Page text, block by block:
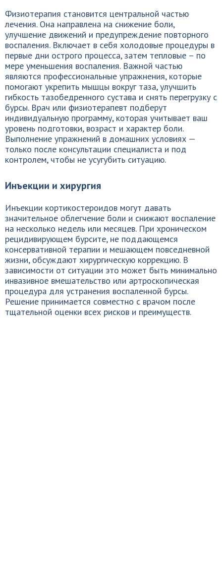
Физиотерапия становится центральной частью
лечения. Она направлена на снижение боли,
улучшение движений и предупреждение повторного
воспаления. Включает в себя холодовые процедуры в
первые дни острого процесса, затем тепловые – по
мере уменьшения воспаления. Важной частью
являются профессиональные упражнения, которые
помогают укрепить мышцы вокруг таза, улучшить
гибкость тазобедренного сустава и снять перегрузку с
бурсы. Врач или физиотерапевт подберут
индивидуальную программу, которая учитывает ваш
уровень подготовки, возраст и характер боли.
Выполнение упражнений в домашних условиях —
только после консультации специалиста и под
контролем, чтобы не усугубить ситуацию.
Инъекции и хирургия
Инъекции кортикостероидов могут давать
значительное облегчение боли и снижают воспаление
на несколько недель или месяцев. При хроническом
рецидивирующем бурсите, не поддающемся
консервативной терапии и мешающем повседневной
жизни, обсуждают хирургическую коррекцию. В
зависимости от ситуации это может быть минимально
инвазивное вмешательство или артроскопическая
процедура для устранения воспаленной бурсы.
Решение принимается совместно с врачом после
тщательной оценки всех рисков и преимуществ.